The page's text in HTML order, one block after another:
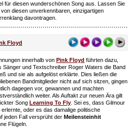
für diesen wunderschönen Song aus. Lassen Sie
diesen unverkennbaren, einzigartigen
davontragen.
Floyd
innerhalb von Pink Floyd führten dazu,
Sänger und Textschreiber Roger Waters die Band
und sie als aufgelöst erklärte. Dies ließen die
Bandmitglieder nicht auf sich sitzen, gingen
dagegen vor, gewannen und machten
weiter. Als Auftakt zur neuen Ära gilt
Song Learning To Fly . Sei es, dass Gilmour
oder es das damalige politische
jeden Fall versprüht der Meilensteinhit
Flügeln.